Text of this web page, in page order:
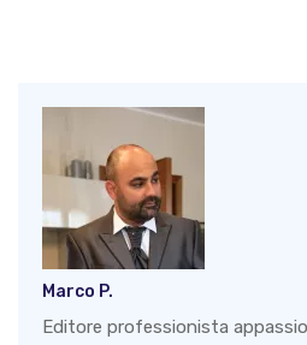
Marco P.
Editore professionista